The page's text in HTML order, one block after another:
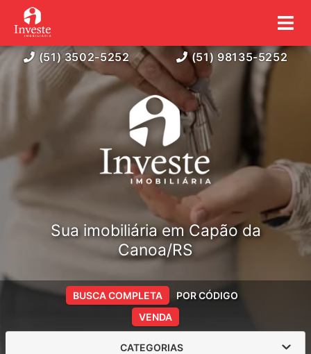
(51) 3502-5252 (51) 98135-5252
Sua imobiliária em Capão da
Canoa/RS
VENDA
BUSCA COMPLETA POR CÓDIGO
CATEGORIAS